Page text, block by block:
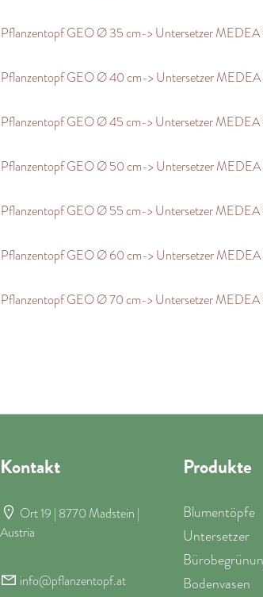
Pflanzentopf GEO Ø 35 cm-> Untersetzer
Pflanzentopf GEO Ø 40 cm-> Untersetzer
Pflanzentopf GEO Ø 45 cm-> Untersetzer
Pflanzentopf GEO Ø 50 cm-> Untersetzer
Pflanzentopf GEO Ø 55 cm-> Untersetzer
Pflanzentopf GEO Ø 60 cm-> Untersetzer
Pflanzentopf GEO Ø 70 cm-> Untersetzer
Kontakt
Ort 19 | 8770 Madstein |
Austria
info@pflanzentopf.at
Produkte
Blumentöpfe
Untersetzer
Bodenvasen